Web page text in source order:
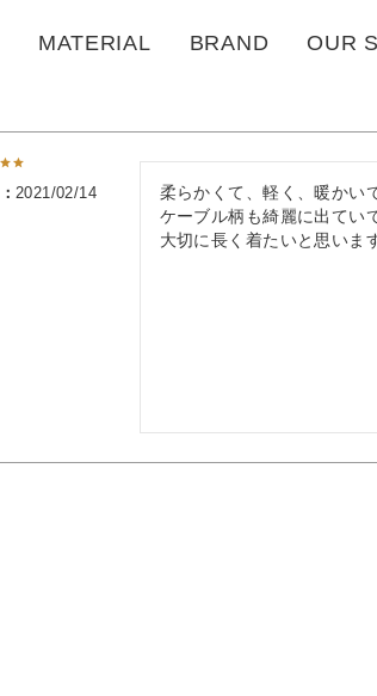
MATERIAL BRAND OUR
2021/02/14
柔らかくて、軽く、暖かい
ケーブル柄も綺麗に出てい